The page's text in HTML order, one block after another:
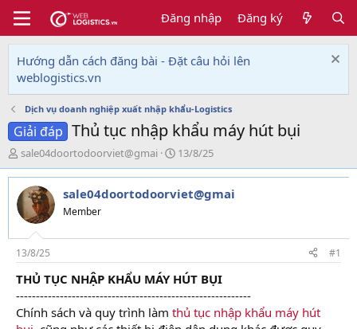
Đăng nhập Đăng ký
Hướng dẫn cách đăng bài - Đặt câu hỏi lên
weblogistics.vn
Dịch vụ doanh nghiệp xuất nhập khẩu-Logistics
Giải đáp Thủ tục nhập khẩu máy hút bụi
T
h
r
e
a
d
s
t
a
r
t
e
r
sale04doortodoorviet@gmai
N
g
à
y
i
13/8/25
sale04doortodoorviet@gmai
Member
13/8/25 #1
THỦ TỤC NHẬP KHẨU MÁY HÚT BỤI
-----------------------------------------------------------
Chính sách và quy trình làm thủ tục nhập khẩu máy hút